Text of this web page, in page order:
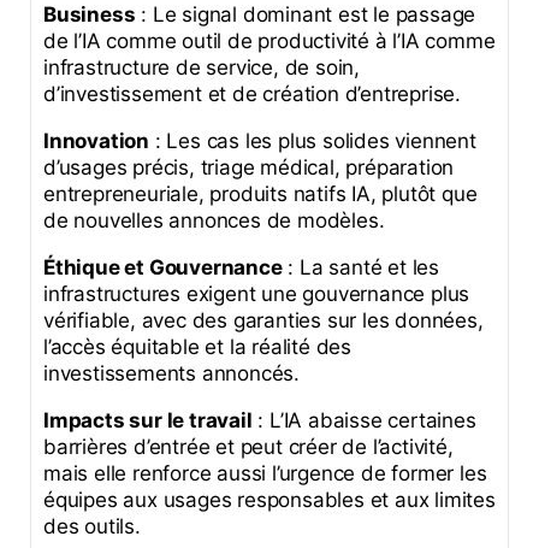
Business : Le signal dominant est le passage
de l’IA comme outil de productivité à l’IA comme
infrastructure de service, de soin,
d’investissement et de création d’entreprise.
Innovation : Les cas les plus solides viennent
d’usages précis, triage médical, préparation
entrepreneuriale, produits natifs IA, plutôt que
de nouvelles annonces de modèles.
Éthique et Gouvernance: La santé et les
infrastructures exigent une gouvernance plus
vérifiable, avec des garanties sur les données,
l’accès équitable et la réalité des
investissements annoncés.
Impacts sur le travail : L’IA abaisse certaines
barrières d’entrée et peut créer de l’activité,
mais elle renforce aussi l’urgence de former les
équipes aux usages responsables et aux limites
des outils.